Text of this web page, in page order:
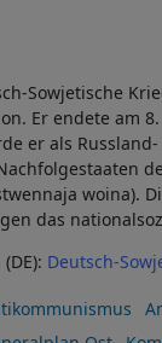
Sowjetische
Er endete am
er als
woina).
das
Deutsch-